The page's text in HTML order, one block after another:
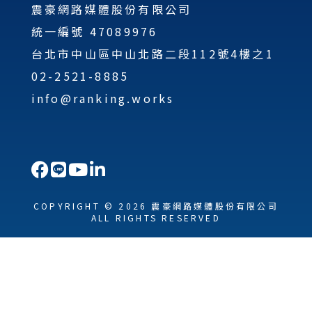
震豪網路媒體股份有限公司
統一編號 47089976
台北市中山區中山北路二段112號4樓之1
02-2521-8885
info@ranking.works
COPYRIGHT © 2026 震豪網路媒體股份有限公司
ALL RIGHTS RESERVED